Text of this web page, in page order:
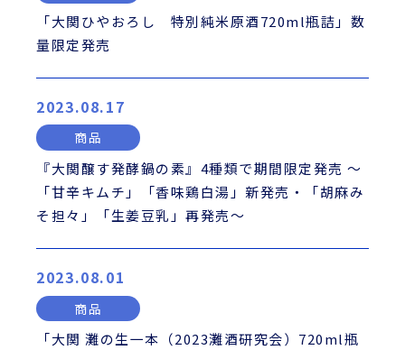
「大関ひやおろし 特別純米原酒720ml瓶詰」数
量限定発売
2023.08.17
商品
『大関醸す発酵鍋の素』4種類で期間限定発売 ～
「甘辛キムチ」「香味鶏白湯」新発売・「胡麻み
そ担々」「生姜豆乳」再発売～
2023.08.01
商品
「大関 灘の生一本（2023灘酒研究会）720ml瓶